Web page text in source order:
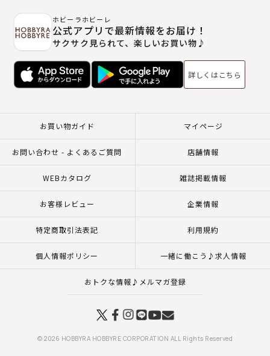
ホビーラホビーレ
公式アプリで最新情報をお届け！
サクサク見られて、楽しいお買い物♪
詳しくはこちら
お買い物ガイド マイページ
お問い合わせ - よくあるご質問 店舗情報
WEBカタログ 雑誌掲載情報
お客様レビュー 企業情報
特定商取引法表記 利用規約
個人情報ポリシー 一緒に働こう♪求人情報
おトクな情報♪メルマガ登録
© 2026 HOBBYRA HOBBYRE CORPORATION ALL Rights Reserved